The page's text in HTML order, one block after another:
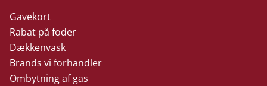
Gavekort
Rabat på foder
Dækkenvask
Brands vi forhandler
Ombytning af gas